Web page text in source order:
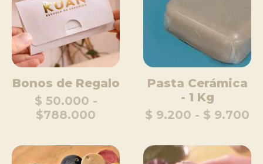
Bonos de Regalo
$ 50.000 -
$788.000
Pasta Cerámica
- 1 Kg
$ 9.200 - $ 9.700